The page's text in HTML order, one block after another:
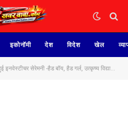
इकोनॉमी देश विदेश खेल
सेरेमनी -हैड बॉय, हैड गर्ल, उत्कृष्य विद्यार्थी तक हुए पुरस्कृत